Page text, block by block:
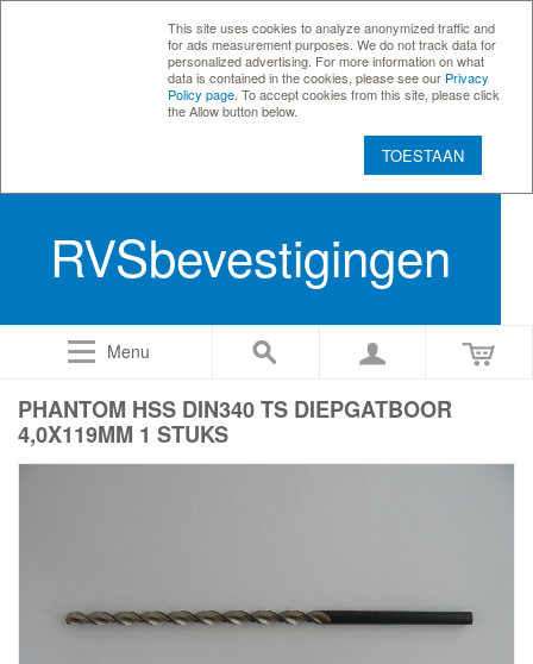
This site uses cookies to analyze anonymized traffic and
for ads measurement purposes. We do not track data for
personalized advertising. For more information on what
data is contained in the cookies, please see our Privacy
Policy page . To accept cookies from this site, please click
the Allow button below.
TOESTAAN
RVSbevestigingen
Menu
PHANTOM HSS DIN340 TS DIEPGATBOOR
4,0X119MM 1 STUKS